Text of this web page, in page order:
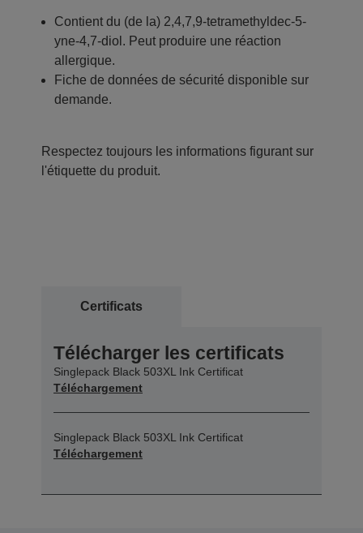
Contient du (de la) 2,4,7,9-tetramethyldec-5-
yne-4,7-diol. Peut produire une réaction
allergique.
Fiche de données de sécurité disponible sur
demande.
Respectez toujours les informations figurant sur
l'étiquette du produit.
Certificats
Télécharger les certificats
Singlepack Black 503XL Ink Certificat
Téléchargement
Singlepack Black 503XL Ink Certificat
Téléchargement